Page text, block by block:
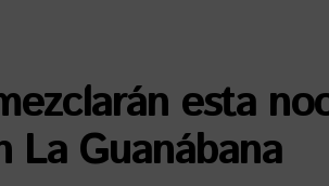
esta
La Guanábana